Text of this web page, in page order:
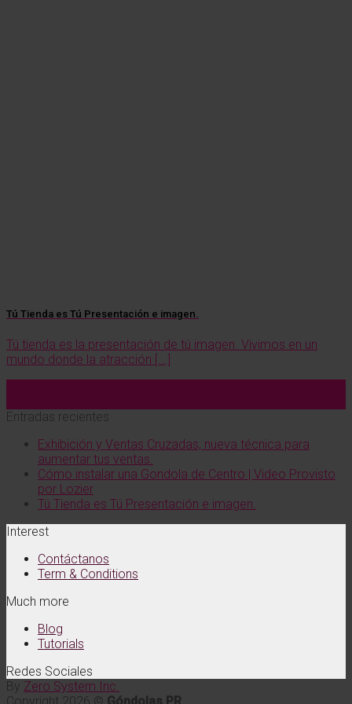
Tú Tienda es Tú Presentación e imagen.
Tú tienda es la presentación de tú imagen. Vivimos en un
mundo donde la atracción [...]
Entradas recientes
Exhibición y Ventas Cruzadas, nueva técnica para
aumentar tus ventas.
Cómo instalar una Gondola de Centro | Video Provisto
por Lozier
Tú Tienda es Tú Presentación e imagen.
Interest
Contáctanos
Term & Conditions
Much more
Blog
Tutorials
Redes Sociales
By Zero System Inc.
Copyright 2026 © Góndolas PR